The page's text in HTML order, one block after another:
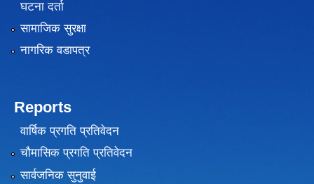
घटना दर्ता
सामाजिक सुरक्षा
नागरिक वडापत्र
Reports
वार्षिक प्रगति प्रतिवेदन
चौमासिक प्रगति प्रतिवेदन
सार्वजनिक सुनुवाई